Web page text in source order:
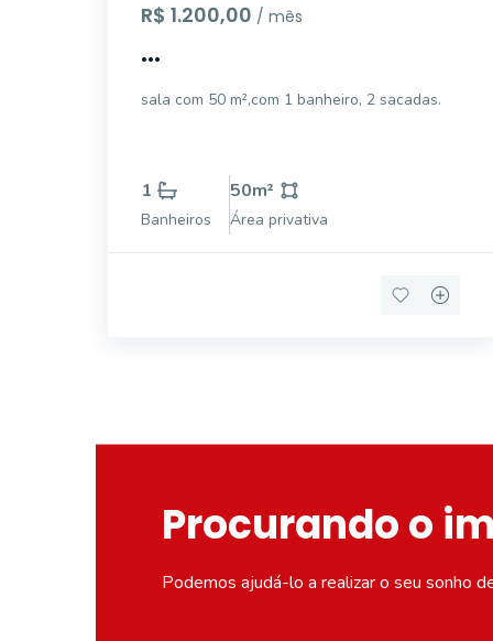
R$ 1.200,00 / mês
...
sala com 50 m²,com 1 banheiro, 2 sacadas.
1
Banheiros
50m²
Área privativa
Procurando o
Podemos ajudá-lo a realizar o seu sonho